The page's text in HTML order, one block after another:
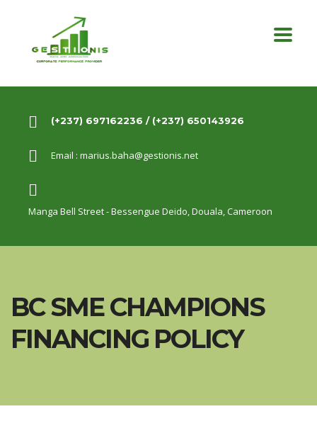
(+237) 697162236 / (+237) 650143926
Email : marius.baha@gestionis.net
Manga Bell Street - Bessengue Deido,Douala, Cameroon
BC SME CHAMPIONS
FINANCING POLICY